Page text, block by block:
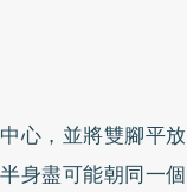
心，並將雙腳平
身盡可能朝同一個